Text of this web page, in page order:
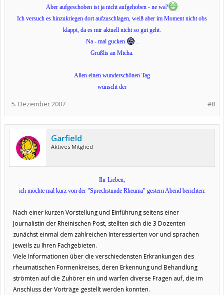
Aber aufgeschoben ist ja nicht aufgehoben - ne wa?
Ich versuch es hinzukriegen dort aufzuschlagen, weiß aber im Moment nicht obs
klappt, da es mir aktuell nicht so gut geht.
Na - mal gucken
.
Grüßlis an Micha.
Allen einen wunderschönen Tag
wünscht der
#8
5. Dezember 2007
Garfield
Aktives Mitglied
Ihr Lieben,
ich möchte mal kurz von der "Sprechstunde Rheuma" gestern Abend berichten:
Nach einer kurzen Vorstellung und Einführung seitens einer
Journalistin der Rheinischen Post, stellten sich die 3 Dozenten
zunächst einmal dem zahlreichen Interessierten vor und sprachen
jeweils zu Ihren Fachgebieten.
Viele Informationen über die verschiedensten Erkrankungen des
rheumatischen Formenkreises, deren Erkennung und Behandlung
strömten auf die Zuhörer ein und warfen diverse Fragen auf, die im
Anschluss der Vorträge gestellt werden konnten.